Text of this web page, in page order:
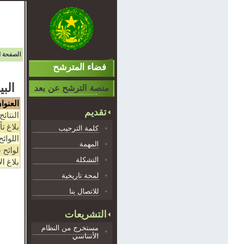
الصفحة
بلاغ
بلاغ
منصة الترشح عن بعد
تقديم
كلمة الترحيب
المهمة
التشكلة
لمحة تاريخية
للاتصال بنا
التشريعات
مستخرج من النظام
الأساسي